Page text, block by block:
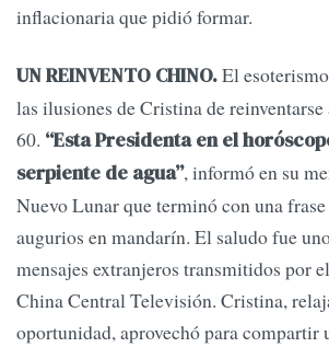
inflacionaria que pidió formar.
UN REINVENTO CHINO.El
las ilusiones de Cristina de
60. “Esta Presidenta en el
serpiente de agua”, informó en su
Nuevo Lunar que terminó con una frase
augurios en mandarín. El saludo fue
mensajes extranjeros transmitidos por
China Central Televisión. Cristina,
oportunidad, aprovechó para compartir